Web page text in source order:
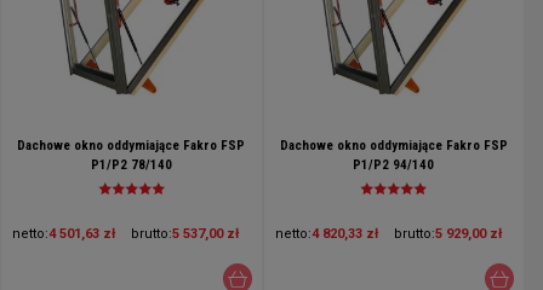
Dachowe okno oddymiające Fakro FSP
P1/P2 78/140
netto:4 501,63 zł brutto:5 537,00 zł
Dachowe okno oddymiające Fakro FSP
P1/P2 94/140
netto:4 820,33 zł brutto:5 929,00 zł